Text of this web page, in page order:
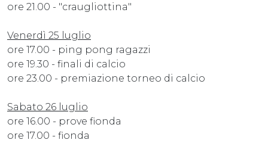
ore 21.00 - "craugliottina"
Venerdì 25 luglio
ore 17.00 - ping pong ragazzi
ore 19.30 - finali di calcio
ore 23.00 - premiazione torneo di calcio
Sabato 26 luglio
ore 16.00 - prove fionda
ore 17.00 - fionda